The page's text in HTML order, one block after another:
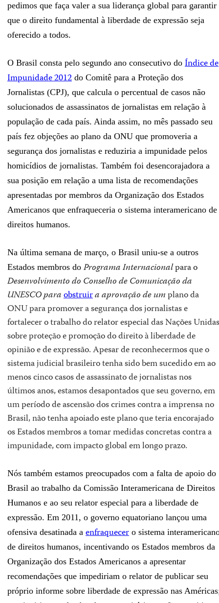
pedimos que faça valer a sua liderança global para garantir
que o direito fundamental à liberdade de expressão seja
oferecido a todos.
O Brasil consta pelo segundo ano consecutivo do Índice de
Impunidade 2012 do Comitê para a Proteção dos
Jornalistas (CPJ), que calcula o percentual de casos não
solucionados de assassinatos de jornalistas em relação à
população de cada país. Ainda assim, no mês passado seu
país fez objeções ao plano da ONU que promoveria a
segurança dos jornalistas e reduziria a impunidade pelos
homicídios de jornalistas. Também foi desencorajadora a
sua posição em relação a uma lista de recomendações
apresentadas por membros da Organização dos Estados
Americanos que enfraqueceria o sistema interamericano de
direitos humanos.
Na última semana de março, o Brasil uniu-se a outros
Estados membros doPrograma Internacionalpara o
Desenvolvimento do Conselho de Comunicação da
UNESCO paraobstruira aprovação de umplanoda
ONUpara promover asegurança dos jornalistase
fortalecero trabalho dorelator especial das Nações Unidas
sobre proteção e promoçãodo direitoà liberdade de
opiniãoe de expressão. Apesar de reconhecermos que o
sistema judicial brasileiro tenha sido bem sucedido em ao
menos cinco casos de assassinato de jornalistas nos
últimos anos, estamos desapontados que seu governo, em
um período de ascensão dos crimes contra a imprensa no
Brasil, não tenha apoiado este plano que teria encorajado
os Estados membros a tomar medidas concretas contra a
impunidade, com impacto global em longo prazo.
Nós também estamos preocupados com a falta de apoio do
Brasil ao trabalho da Comissão Interamericana de Direitos
Humanos e ao seu relator especial para a liberdade de
expressão. Em 2011, o governo equatoriano lançou uma
ofensiva desatinada a enfraquecer o sistema
de direitos humanos, incentivando os Estados membros da
Organização dos Estados Americanos a apresentar
recomendações que impediriam o relator de publicar seu
próprio informe sobre liberdade de expressão nas